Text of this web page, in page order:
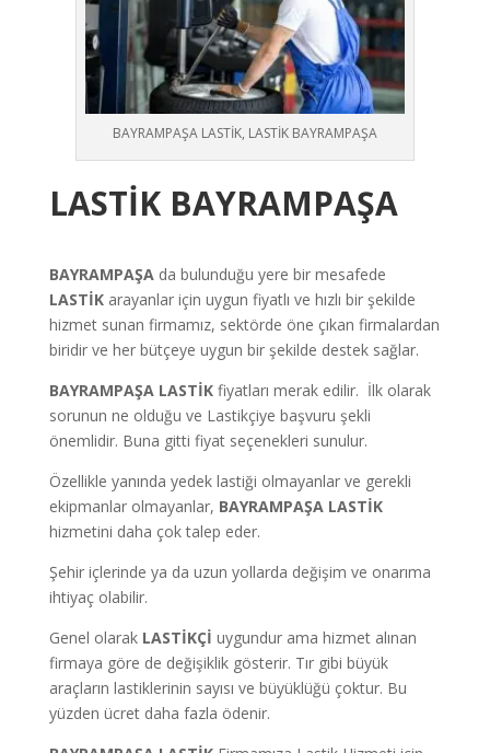
BAYRAMPAŞA LASTİK, LASTİK BAYRAMPAŞA
LASTİK BAYRAMPAŞA
BAYRAMPAŞA da bulunduğu yere bir mesafede
LASTİK arayanlar için uygun fiyatlı ve hızlı bir şekilde
hizmet sunan firmamız, sektörde öne çıkan firmalardan
biridir ve her bütçeye uygun bir şekilde destek sağlar.
BAYRAMPAŞA LASTİK fiyatları merak edilir. İlk olarak
sorunun ne olduğu ve Lastikçiye başvuru şekli
önemlidir. Buna gitti fiyat seçenekleri sunulur.
Özellikle yanında yedek lastiği olmayanlar ve gerekli
ekipmanlar olmayanlar, BAYRAMPAŞA LASTİK
hizmetini daha çok talep eder.
Şehir içlerinde ya da uzun yollarda değişim ve onarıma
ihtiyaç olabilir.
Genel olarak LASTİKÇİ uygundur ama hizmet alınan
firmaya göre de değişiklik gösterir. Tır gibi büyük
araçların lastiklerinin sayısı ve büyüklüğü çoktur. Bu
yüzden ücret daha fazla ödenir.